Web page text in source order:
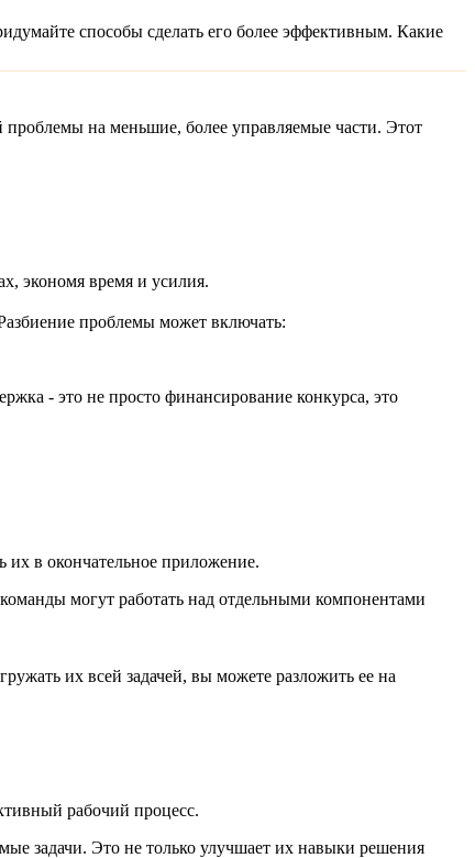
способы сделать его более эффективным. Какие
проблемы на меньшие, более управляемые части. Этот
экономя время и усилия.
проблемы может включать:
- это не просто финансирование конкурса, это
их в окончательное приложение.
могут работать над отдельными компонентами
их всей задачей, вы можете разложить ее на
рабочий процесс.
задачи. Это не только улучшает их навыки решения